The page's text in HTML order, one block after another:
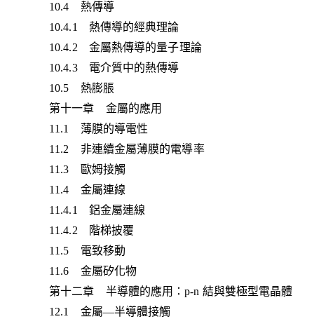
10.4 熱傳導
10.4.1 熱傳導的經典理論
10.4.2 金屬熱傳導的量子理論
10.4.3 電介質中的熱傳導
10.5 熱膨脹
第十一章 金屬的應用
11.1 薄膜的導電性
11.2 非連續金屬薄膜的電導率
11.3 歐姆接觸
11.4 金屬連線
11.4.1 鋁金屬連線
11.4.2 階梯披覆
11.5 電致移動
11.6 金屬矽化物
第十二章 半導體的應用：p-n 結與雙極型電晶體
12.1 金屬—半導體接觸